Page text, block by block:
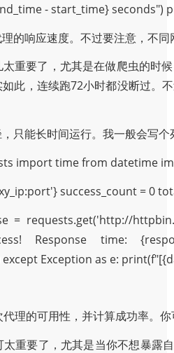
- start_time}
的响应速度。不过要注意，不
重要了，尤其是在做爬虫的时
此，连续跑72小时都没断过。
只能长时间运行。我一般会写
import time from datetime
success_count = 0
= requests.get('http://
Response time:
Exception as e:
理的可用性，并计算成功率。
重要了，尤其是当你不想暴露